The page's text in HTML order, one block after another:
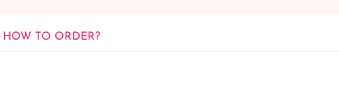
HOW TO ORDER?